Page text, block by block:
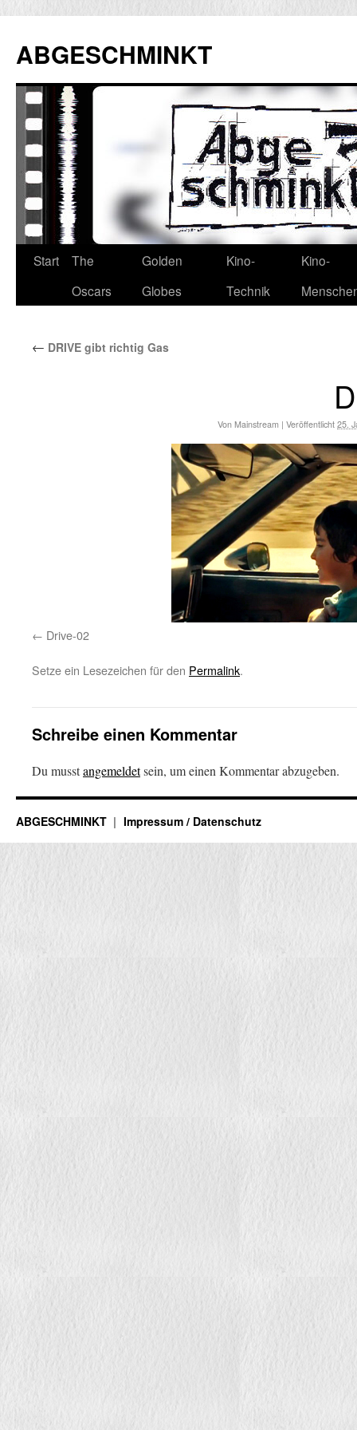
springen
ABGESCHMINKT
Start
The
Oscars
Golden
Globes
Kino-
Technik
Kino-
← DRIVE gibt richtig Gas
Von Mainstream | Veröffentlicht 25.
Drive-02
Setze ein Lesezeichen für den Permalink.
Schreibe einen Kommentar
Du musstangemeldetsein, um einen Kommentar abzugeben.
ABGESCHMINKT Impressum / Datenschutz